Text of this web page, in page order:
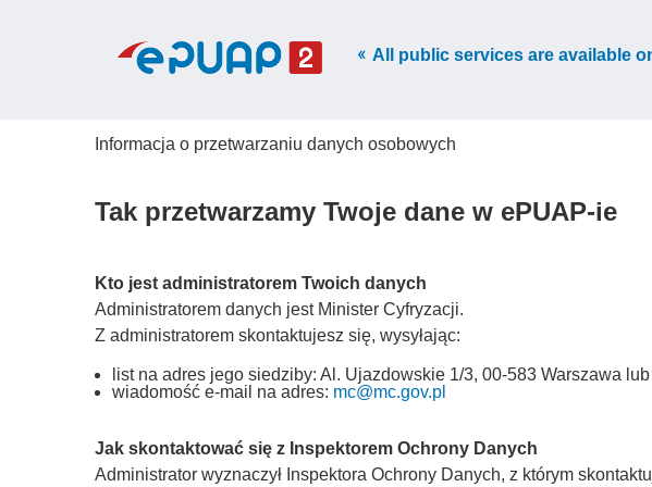
All public services are available
Informacja o przetwarzaniu danych osobowych
Tak przetwarzamy Twoje dane w ePUAP-ie
Kto jest administratorem Twoich danych
Administratorem danych jest Minister Cyfryzacji.
Z administratorem skontaktujesz się, wysyłając:
list na adres jego siedziby: Al. Ujazdowskie 1/3, 00-583 Warszawa
wiadomość e-mail na adres: mc@mc.gov.pl
Jak skontaktować się z Inspektorem Ochrony Danych
Administrator wyznaczył Inspektora Ochrony Danych, z którym